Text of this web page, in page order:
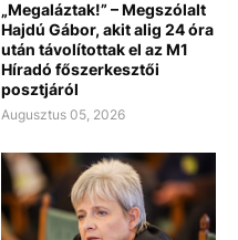
„Megaláztak!” – Megszólalt
Hajdú Gábor, akit alig 24 óra
után távolítottak el az M1
Híradó főszerkesztői
posztjáról
Augusztus 05, 2026